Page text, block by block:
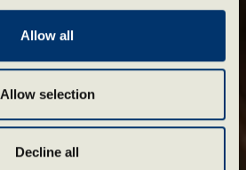
Allow all
Allow selection
Decline all